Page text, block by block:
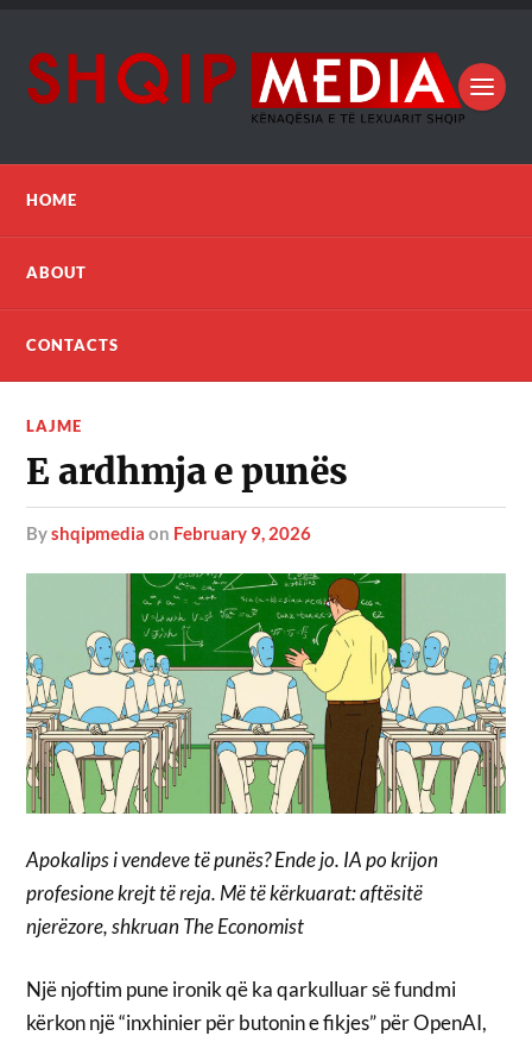
HOME
ABOUT
CONTACTS
LAJME
E ardhmja e punës
byshqipmedia on February 9, 2026
Apokalips i vendeve të punës? Ende jo. IA po krijon
profesione krejt të reja. Më të kërkuarat: aftësitë
njerëzore, shkruan The Economist
Një njoftim pune ironik që ka qarkulluar së fundmi
kërkon një “inxhinier për butonin e fikjes” për OpenAI,